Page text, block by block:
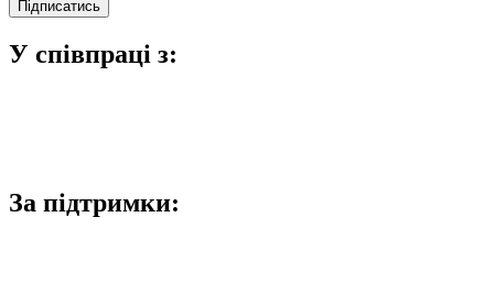
У співпраці з:
За підтримки: